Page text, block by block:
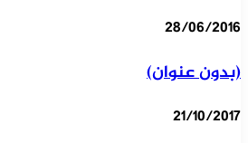
28/06/2016
(بدون عنوان)
21/10/2017